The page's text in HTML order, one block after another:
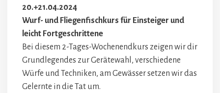
20.+21.04.2024
Wurf- und Fliegenfischkurs für Einsteiger und
leicht Fortgeschrittene
Bei diesem 2-Tages-Wochenendkurs zeigen wir dir
Grundlegendes zur Gerätewahl, verschiedene
Würfe und Techniken, am Gewässer setzen wir das
Gelernte in die Tat um.